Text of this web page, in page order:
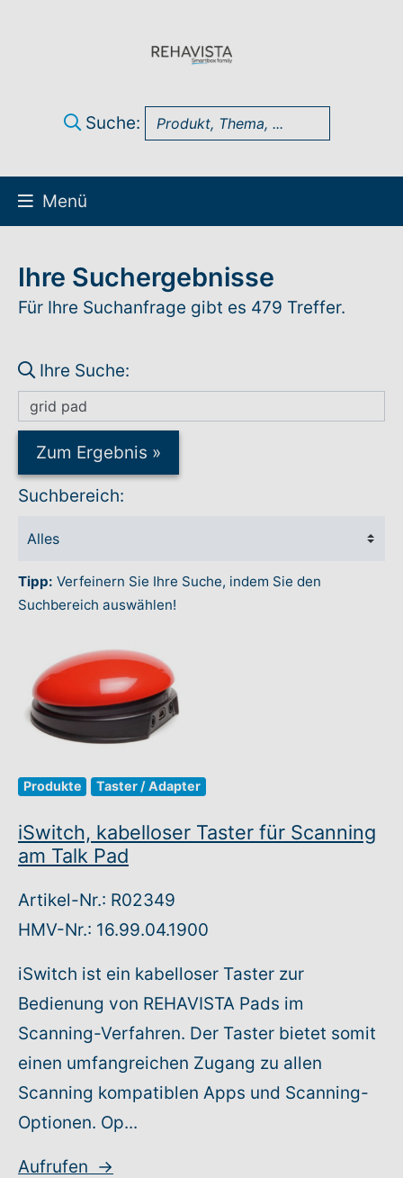
Suche:
Menü
UK Infothek
Technik-Support
Rundum-Service
Aktuelles
Kontakt
Leichte Sprache
Hilfe + Kontakt
Newsletter
Beratungsanfrage
Anmelden
Warenkorb: 0
Ihre Suchergebnisse
Für Ihre Suchanfrage gibt es 479 Treffer.
Ihre Suche:
Zum Ergebnis »
Suchbereich:
Tipp: Verfeinern Sie Ihre Suche, indem Sie den
Suchbereich auswählen!
Produkte Taster / Adapter
iSwitch, kabelloser Taster für Scanning
am Talk Pad
Artikel-Nr.: R02349
HMV-Nr.: 16.99.04.1900
iSwitch ist ein kabelloser Taster zur
Bedienung von REHAVISTA Pads im
Scanning-Verfahren. Der Taster bietet somit
einen umfangreichen Zugang zu allen
Scanning kompatiblen Apps und Scanning-
Optionen. Op...
Aufrufen →